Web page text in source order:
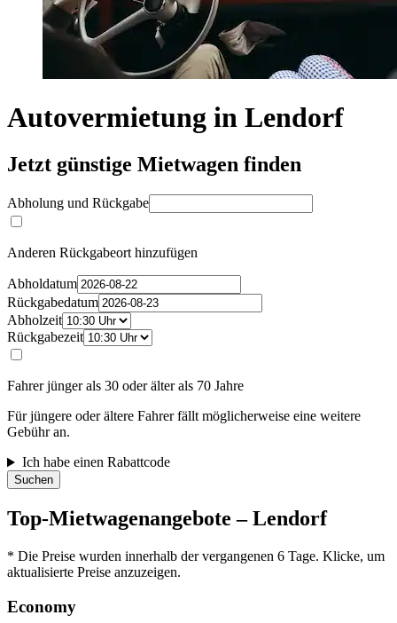
Autovermietung in Lendorf
Jetzt günstige Mietwagen finden
Abholung und Rückgabe
Anderen Rückgabeort hinzufügen
Abholdatum
Rückgabedatum
Abholzeit
Rückgabezeit
Fahrer jünger als 30 oder älter als 70 Jahre
Für jüngere oder ältere Fahrer fällt möglicherweise eine weitere
Gebühr an.
Ich habe einen Rabattcode
Suchen
Top-Mietwagenangebote – Lendorf
* Die Preise wurden innerhalb der vergangenen 6 Tage. Klicke, um
aktualisierte Preise anzuzeigen.
Economy